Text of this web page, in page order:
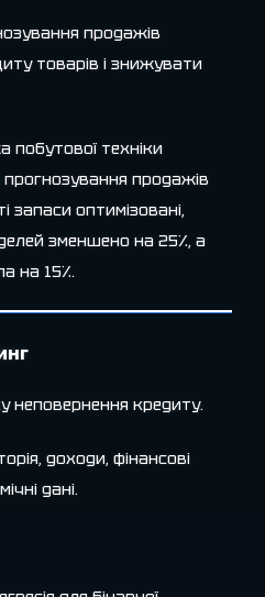
продажів
товарів і знижувати
побутової техніки
продажів
запаси оптимізовані,
зменшено на 25%, а
на 15%.
неповернення кредиту.
доходи, фінансові
дані.